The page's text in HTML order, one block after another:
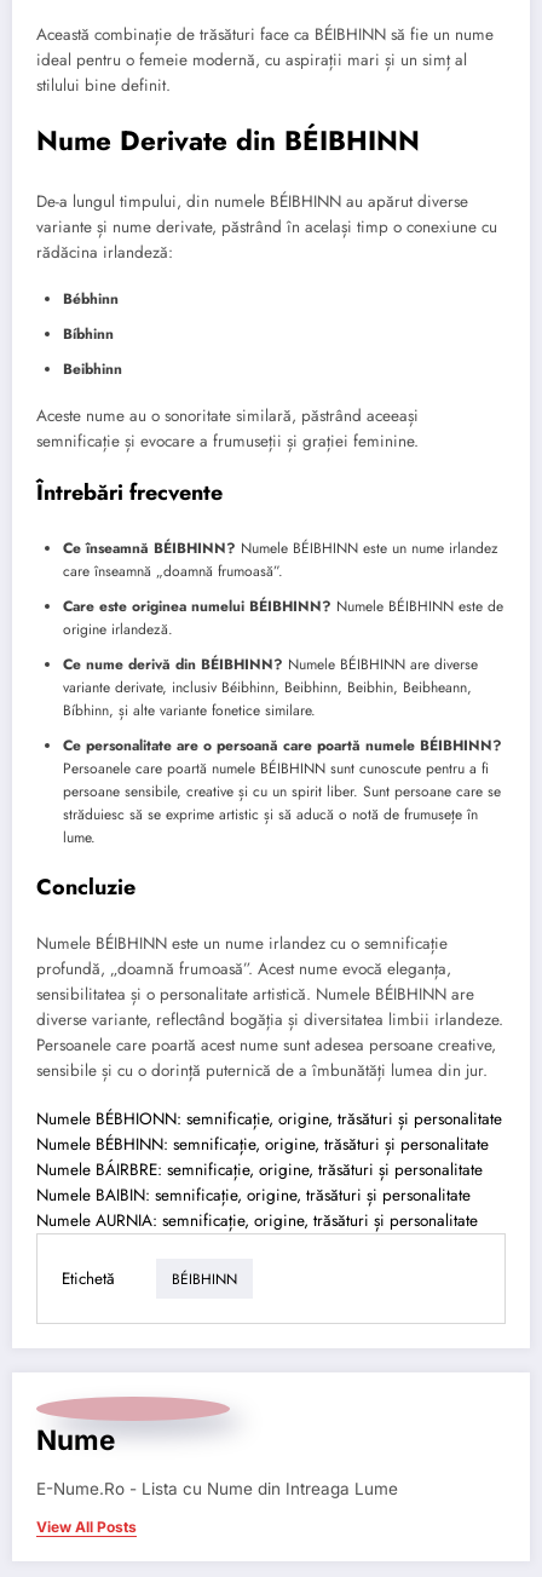
Această combinație de trăsături face ca BÉIBHINN să fie un nume
ideal pentru o femeie modernă, cu aspirații mari și un simț al
stilului bine definit.
Nume Derivate din BÉIBHINN
De-a lungul timpului, din numele BÉIBHINN au apărut diverse
variante și nume derivate, păstrând în același timp o conexiune cu
rădăcina irlandeză:
Bébhinn
Bíbhinn
Beibhinn
Aceste nume au o sonoritate similară, păstrând aceeași
semnificație și evocare a frumuseții și grației feminine.
Întrebări frecvente
Ce înseamnă BÉIBHINN? Numele BÉIBHINN este un nume irlandez
care înseamnă „doamnă frumoasă”.
Care este originea numelui BÉIBHINN? Numele BÉIBHINN este de
origine irlandeză.
Ce nume derivă din BÉIBHINN? Numele BÉIBHINN are diverse
variante derivate, inclusiv Béibhinn, Beibhinn, Beibhin, Beibheann,
Bíbhinn, și alte variante fonetice similare.
Ce personalitate are o persoană care poartă numele BÉIBHINN?
Persoanele care poartă numele BÉIBHINN sunt cunoscute pentru a fi
persoane sensibile, creative și cu un spirit liber. Sunt persoane care se
străduiesc să se exprime artistic și să aducă o notă de frumusețe în
lume.
Concluzie
Numele BÉIBHINN este un nume irlandez cu o semnificație
profundă, „doamnă frumoasă”. Acest nume evocă eleganța,
sensibilitatea și o personalitate artistică. Numele BÉIBHINN are
diverse variante, reflectând bogăția și diversitatea limbii irlandeze.
Persoanele care poartă acest nume sunt adesea persoane creative,
sensibile și cu o dorință puternică de a îmbunătăți lumea din jur.
Numele BÉBHIONN: semnificație, origine, trăsături și personalitate
Numele BÉBHINN: semnificație, origine, trăsături și personalitate
Numele BÁIRBRE: semnificație, origine, trăsături și personalitate
Numele BAIBIN: semnificație, origine, trăsături și personalitate
Numele AURNIA: semnificație, origine, trăsături și personalitate
Etichetă BÉIBHINN
Nume
E-Nume.Ro - Lista cu Nume din Intreaga Lume
View All Posts